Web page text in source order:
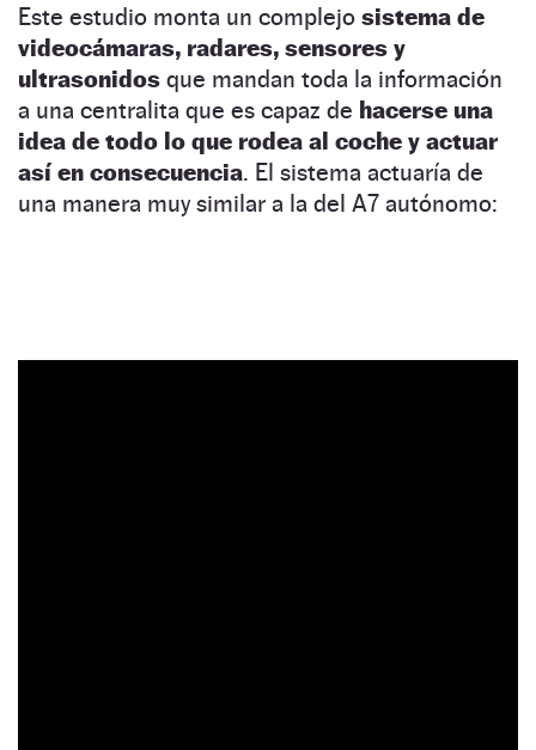
Este estudio monta un complejo sistema de
videocámaras, radares, sensores y
ultrasonidos que mandan toda la información
a una centralita que es capaz de hacerse una
idea de todo lo que rodea al coche y actuar
así en consecuencia. El sistema actuaría de
una manera muy similar a la del A7 autónomo: